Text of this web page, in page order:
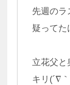
先週のラ
疑ってた
立花父と
キリ(´∇